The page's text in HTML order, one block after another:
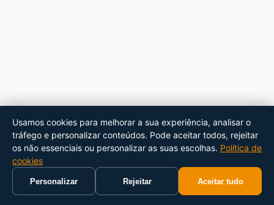
Usamos cookies para melhorar a sua experiência, analisar o
tráfego e personalizar conteúdos. Pode aceitar todos, rejeitar
os não essenciais ou personalizar as suas escolhas. Política de
cookies
Personalizar Rejeitar Aceitar tudo